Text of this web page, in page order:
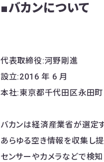
■バカンについて
代表取締役:河野剛進
設立:2016 年 6 月
本社:東京都千代田区永田
バカンは経済産業省が選定
あらゆる空き情報を収集し提
センサーやカメラなどで検知